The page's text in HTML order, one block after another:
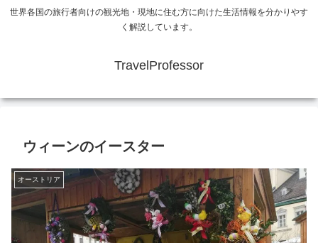
世界各国の旅行者向けの観光地・現地に住む方に向けた生活情報を分かりやす
く解説しています。
TravelProfessor
ウィーンのイースター
オーストリア